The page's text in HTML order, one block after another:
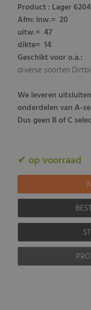
Product: Lager
Afm: inw.= 20
uitw.= 47
dikte= 14
Geschikt voor o.a.:
diverse soorten
We leveren
onderdelen van A-
Dus geen B of C
✔ op voorraad